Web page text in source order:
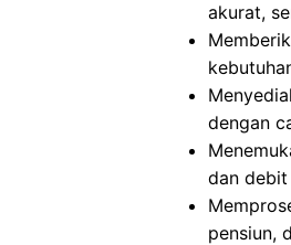
akurat,
dengan
dan
pensiun,